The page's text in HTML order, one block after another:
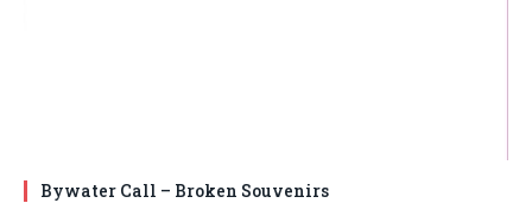
Bywater Call – Broken Souvenirs